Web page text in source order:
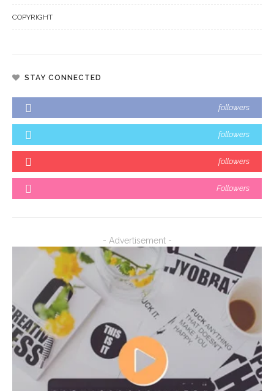
COPYRIGHT
STAY CONNECTED
followers
followers
followers
Followers
- Advertisement -